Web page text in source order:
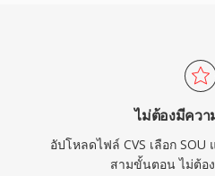
ไม่ต้องมีคว
อัปโหลดไฟล์ CVS เลือก
สามขั้นตอน ไม่ต้อ